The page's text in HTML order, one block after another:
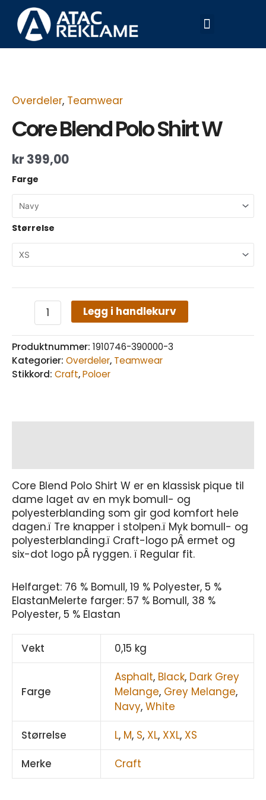
Hopp
rett
innholdet
Meny
Overdeler, Teamwear
Core Blend Polo Shirt W
kr 399,00
Farge
Størrelse
W
antall
Legg i handlekurv
Produktnummer: 1910746-390000-3
Kategorier: Overdeler, Teamwear
Stikkord: Craft,Poloer
Core Blend Polo Shirt W er en klassisk pique til
dame laget av en myk bomull- og
polyesterblanding som gir god komfort hele
dagen.ï Tre knapper i stolpen.ï Myk bomull- og
polyesterblanding.ï Craft-logo pÂ ermet og
six-dot logo pÂ ryggen. ï Regular fit.
Helfarget: 76 % Bomull, 19 % Polyester, 5 %
ElastanMelerte farger: 57 % Bomull, 38 %
Polyester, 5 % Elastan
Vekt 0,15 kg
Farge
Asphalt, Black, Dark Grey
Melange, Grey Melange,
Navy, White
Størrelse
L, M, S, XL, XXL, XS
Merke
Craft